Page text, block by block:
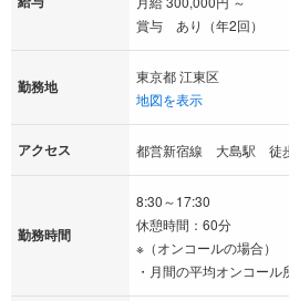
賞与 あり（年2回）
勤務地
東京都 江東区
地図を表示
アクセス 都営新宿線 大島駅 徒
勤務時間
8:30～17:30
休憩時間：60分
※（オンコールの場合）
・月間の平均オンコー